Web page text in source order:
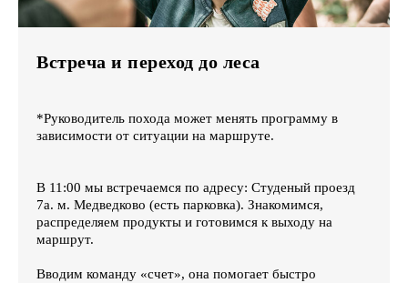
Встреча и переход до леса
*Руководитель похода может менять программу в
зависимости от ситуации на маршруте.
В 11:00 мы встречаемся по адресу: Студеный проезд
7а. м. Медведково (есть парковка). Знакомимся,
распределяем продукты и готовимся к выходу на
маршрут.
Вводим команду «счет», она помогает быстро